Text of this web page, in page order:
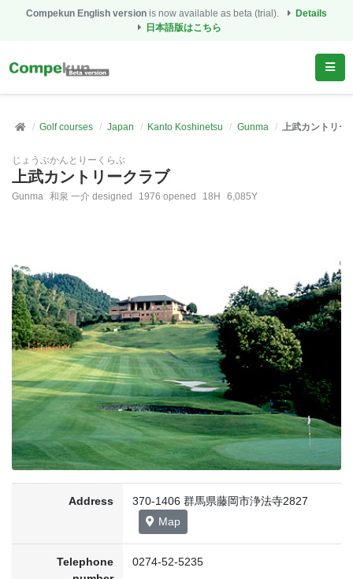
Compekun English version is now available as beta (trial).
Details
日本語版はこちら
Golf courses Japan Kanto Koshinetsu Gunma 上武カントリー
じょうぶかんとりーくらぶ
上武カントリークラブ
Gunma 和泉 一介 designed 1976 opened 18H 6,085Y
Address
370-1406 群馬県藤岡市浄法寺2827
Map
Telephone
0274-52-5235